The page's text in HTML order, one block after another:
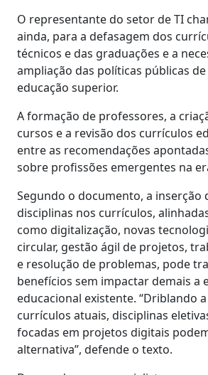
O representante do setor de TI
ainda, para a defasagem dos
técnicos e das graduações e a
ampliação das políticas públicas de
educação superior.
A formação de professores, a
cursos e a revisão dos currículos
entre as recomendações
sobre profissões emergentes na
Segundo o documento, a inserção
disciplinas nos currículos,
como digitalização, novas
circular, gestão ágil de projetos,
e resolução de problemas, pode
benefícios sem impactar demais a
educacional existente. “Driblando
currículos atuais, disciplinas
focadas em projetos digitais
alternativa”, defende o texto.